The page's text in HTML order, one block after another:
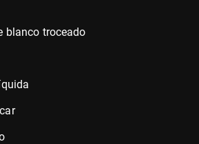
blanco troceado